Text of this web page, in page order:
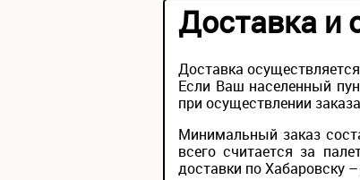
Доставка и
Доставка
Если Ваш населенный
при осуществлении
Минимальный заказ
всего считается за
доставки по Хабаровску